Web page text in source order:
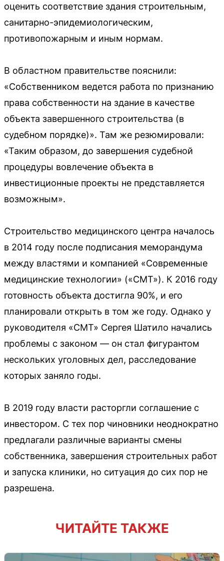
оценить соответствие здания строительным,
санитарно-эпидемиологическим,
противопожарным и иным нормам.
В областном правительстве пояснили:
«Собственником ведется работа по признанию
права собственности на здание в качестве
объекта завершенного строительства (в
судебном порядке)». Там же резюмировали:
«Таким образом, до завершения судебной
процедуры вовлечение объекта в
инвестиционные проекты не представляется
возможным».
Строительство медицинского центра началось
в 2014 году после подписания меморандума
между властями и компанией «Современные
медицинские технологии» («СМТ»). К 2016 году
готовность объекта достигла 90%, и его
планировали открыть в том же году. Однако у
руководителя «СМТ» Сергея Шатило начались
проблемы с законом — он стал фигурантом
нескольких уголовных дел, расследование
которых заняло годы.
В 2019 году власти расторгли соглашение с
инвестором. С тех пор чиновники неоднократно
предлагали различные варианты смены
собственника, завершения строительных работ
и запуска клиники, но ситуация до сих пор не
разрешена.
ЧИТАЙТЕ ТАКЖЕ